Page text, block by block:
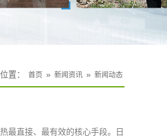
置： 首页 » 新闻资讯 » 新闻动态
最直接、最有效的核心手段。日